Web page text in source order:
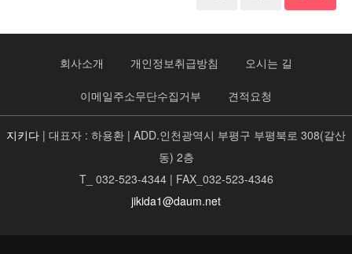
회사소개 개인정보취급방침 오시는 길
이메일주소무단수집거부 견적요청
지키다 | 대표자 : 하용환 | ADD.인천광역시 부평구 부평북로 308(갈산
동) 2층
T_ 032-523-4344 | FAX_032-523-4346
jikida1@daum.net